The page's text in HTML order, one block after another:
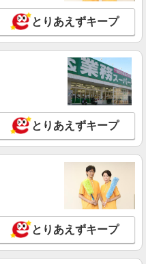
とりあえずキープ
とりあえずキープ
とりあえずキープ